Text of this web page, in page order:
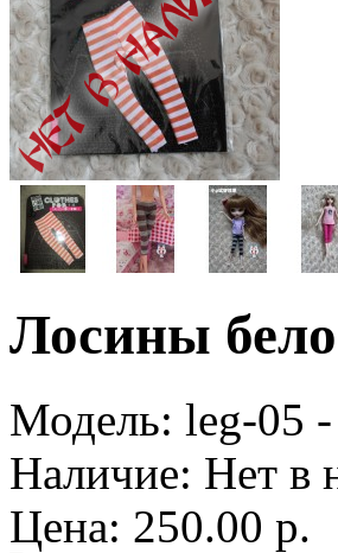
Лосины
Модель: leg-05
Наличие: Нет в
Цена: 250.00 р.